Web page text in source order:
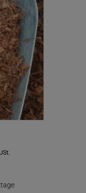
Die
Optionen
können
auf
der
Produktseite
gewählt
werden